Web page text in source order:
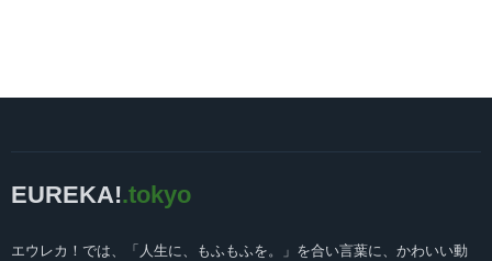
EUREKA!.tokyo
エウレカ！では、「人生に、もふもふを。」を合い言葉に、かわいい動